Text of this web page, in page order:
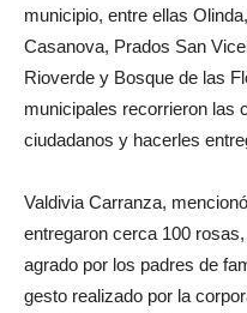
municipio, entre ellas
Casanova, Prados San
Rioverde y Bosque de las
municipales recorrieron las
ciudadanos y hacerles
Valdivia Carranza,
entregaron cerca 100
agrado por los padres de
gesto realizado por la